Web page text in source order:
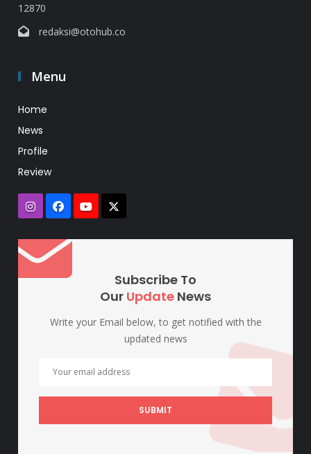
12870
redaksi@otohub.co
Menu
Home
News
Profile
Review
Subscribe To
Our Update News
Write your Email below, to get notified with the
updated news
SUBMIT